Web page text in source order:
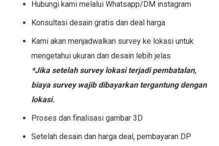
Hubungi kami melalui Whatsapp/DM instagram
Konsultasi desain gratis dan deal harga
Kami akan menjadwalkan survey ke lokasi untuk
mengetahui ukuran dan desain lebih jelas
*Jika setelah survey lokasi terjadi pembatalan,
biaya survey wajib dibayarkan tergantung dengan
lokasi.
Proses dan finalisasi gambar 3D
Setelah desain dan harga deal, pembayaran DP